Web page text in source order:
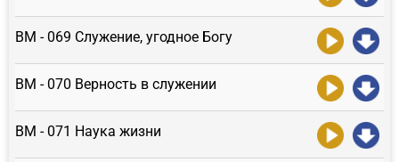
ВМ - 069 Служение, угодное Богу
ВМ - 070 Верность в служении
ВМ - 071 Наука жизни